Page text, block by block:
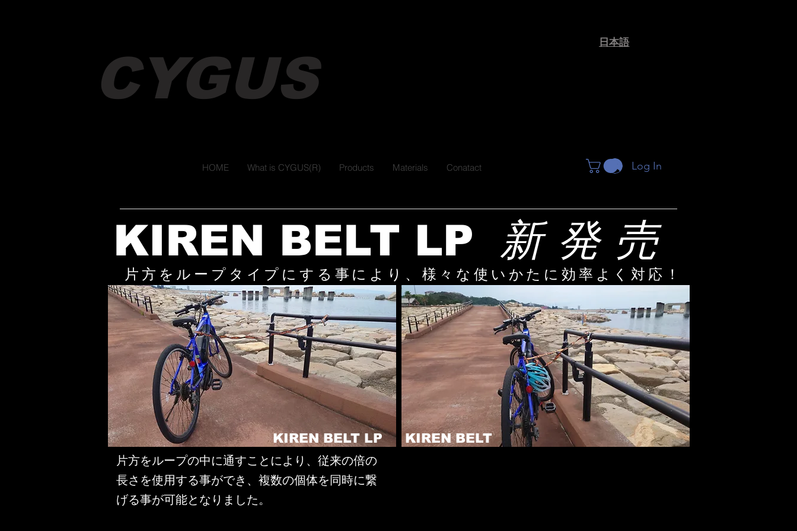
CYGUS
​日本語
HOME What is CYGUS(R) Products Materials Conatact Log In
KIREN BELT LP 新発売
片方をループタイプにする事により、様々な使いかたに効率よく対応！
KIREN BELT LP KIREN BELT
​片方をループの中に通すことにより、従来の倍の
長さを使用する事ができ、複数の個体を同時に繋
げる事が可能となりました。